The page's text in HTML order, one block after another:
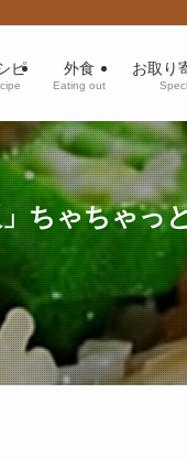
ピ 外食
Eating out
お取り
ちゃちゃっ